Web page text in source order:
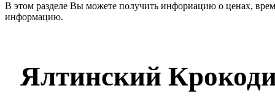
В этом разделе Вы можете получить инфориацию о ценах,
информацию.
Ялтинский